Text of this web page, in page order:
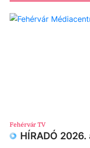
Fehérvár TV
HÍRADÓ